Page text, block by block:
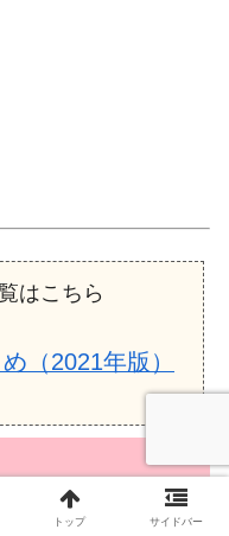
はこちら
（2021年版）
トップ サイドバー